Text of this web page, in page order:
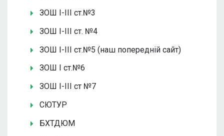
ЗОШ І-ІІІ ст.№3
ЗОШ І-ІІІ ст. №4
ЗОШ І-ІІІ ст.№5 (наш попередній сайт)
ЗОШ І ст.№6
ЗОШ І-ІІІ ст №7
СЮТУР
БХТДЮМ